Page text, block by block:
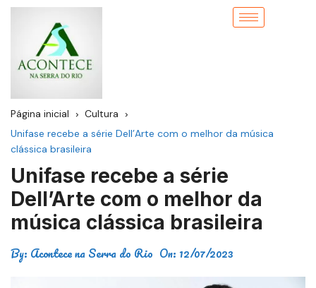
Página inicial
Cultura
Unifase recebe a série Dell’Arte com o melhor da música
clássica brasileira
Unifase recebe a série
Dell’Arte com o melhor da
música clássica brasileira
By: Acontece na Serra do Rio On: 12/07/2023